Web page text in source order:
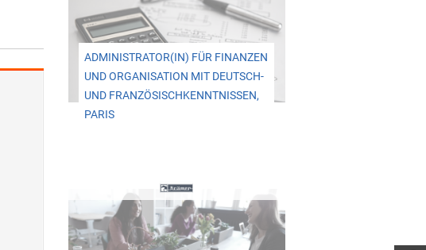
ADMINISTRATOR(IN) FÜR FINANZEN
UND ORGANISATION MIT DEUTSCH-
UND FRANZÖSISCHKENNTNISSEN,
PARIS